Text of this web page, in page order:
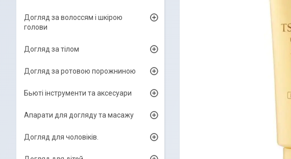
Догляд за волоссям і шкірою
голови
Догляд за тілом
Догляд за ротовою порожниною
Бьюті інструменти та аксесуари
Апарати для догляду та масажу
Догляд для чоловіків.